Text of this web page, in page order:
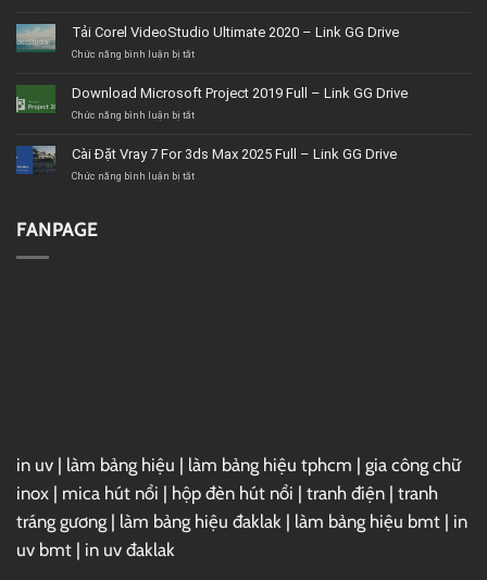
nội
thất
tín,
giá
lượng
Tải Corel VideoStudio Ultimate 2020 – Link GG Drive
Chức năng bình luận bị tắtở
VideoStudio
Ultimate
Link
GG
Download Microsoft Project 2019 Full – Link GG Drive
Chức năng bình luận bị tắtở
Project
2019
Cài Đặt Vray 7 For 3ds Max 2025 Full – Link GG Drive
Chức năng bình luận bị tắtở
FANPAGE
in uv | làm bảng hiệu | làm bảng hiệu tphcm | gia công chữ
inox | mica hút nổi | hộp đèn hút nổi | tranh điện | tranh
tráng gương | làm bảng hiệu đaklak | làm bảng hiệu bmt | in
uv bmt | in uv đaklak